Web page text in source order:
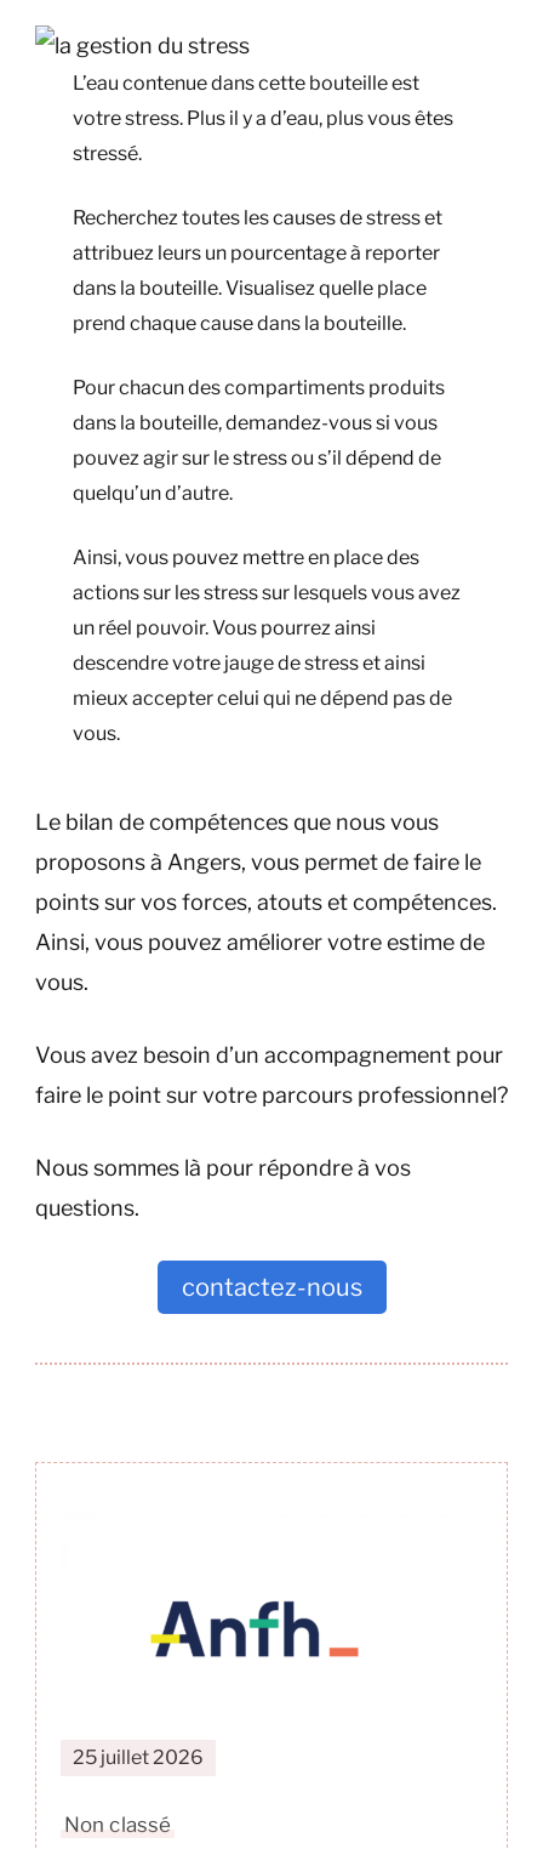
L’eau contenue dans cette bouteille est
votre stress. Plus il y a d’eau, plus vous êtes
stressé.
Recherchez toutes les causes de stress et
attribuez leurs un pourcentage à reporter
dans la bouteille. Visualisez quelle place
prend chaque cause dans la bouteille.
Pour chacun des compartiments produits
dans la bouteille, demandez-vous si vous
pouvez agir sur le stress ou s’il dépend de
quelqu’un d’autre.
Ainsi, vous pouvez mettre en place des
actions sur les stress sur lesquels vous avez
un réel pouvoir. Vous pourrez ainsi
descendre votre jauge de stress et ainsi
mieux accepter celui qui ne dépend pas de
vous.
Le bilan de compétences que nous vous
proposons à Angers, vous permet de faire le
points sur vos forces, atouts et compétences.
Ainsi, vous pouvez améliorer votre estime de
vous.
Vous avez besoin d’un accompagnement pour
faire le point sur votre parcours professionnel?
Nous sommes là pour répondre à vos
questions.
contactez-nous
publication
25 juillet 2026
Non classé